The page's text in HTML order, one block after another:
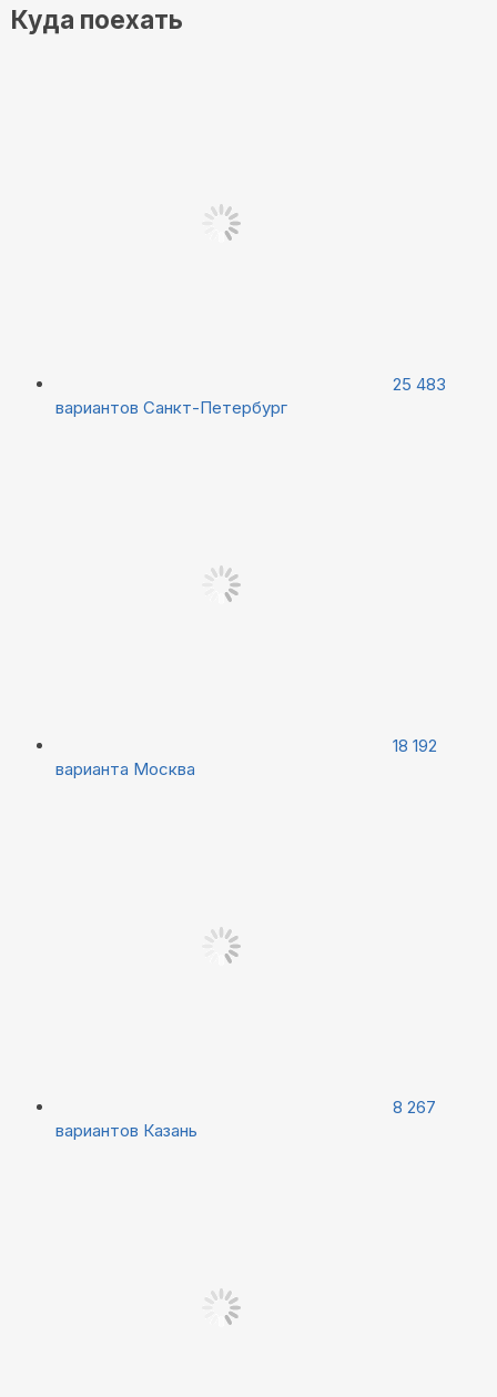
Куда поехать
25 483
вариантов Санкт-Петербург
18 192
варианта Москва
8 267
вариантов Казань